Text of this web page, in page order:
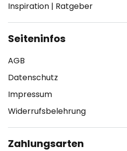
Inspiration | Ratgeber
Seiteninfos
AGB
Datenschutz
Impressum
Widerrufsbelehrung
Zahlungsarten